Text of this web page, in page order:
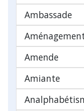
Ambassade
Amende
Amiante